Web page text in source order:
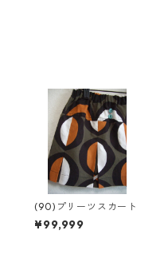
(90)プリーツスカート
¥99,999